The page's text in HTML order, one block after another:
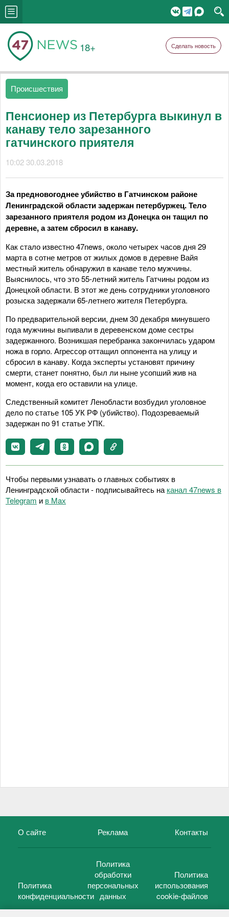
18+ Сделать новость
Происшествия
Пенсионер из Петербурга выкинул в
канаву тело зарезанного
гатчинского приятеля
10:02 30.03.2018
За предновогоднее убийство в Гатчинском районе
Ленинградской области задержан петербуржец. Тело
зарезанного приятеля родом из Донецка он тащил по
деревне, а затем сбросил в канаву.
Как стало известно 47news, около четырех часов дня 29
марта в сотне метров от жилых домов в деревне Вайя
местный житель обнаружил в канаве тело мужчины.
Выяснилось, что это 55-летний житель Гатчины родом из
Донецкой области. В этот же день сотрудники уголовного
розыска задержали 65-летнего жителя Петербурга.
По предварительной версии, днем 30 декабря минувшего
года мужчины выпивали в деревенском доме сестры
задержанного. Возникшая перебранка закончилась ударом
ножа в горло. Агрессор оттащил оппонента на улицу и
сбросил в канаву. Когда эксперты установят причину
смерти, станет понятно, был ли ныне усопший жив на
момент, когда его оставили на улице.
Следственный комитет Ленобласти возбудил уголовное
дело по статье 105 УК РФ (убийство). Подозреваемый
задержан по 91 статье УПК.
Чтобы первыми узнавать о главных событиях в
Ленинградской области - подписывайтесь на канал 47news в
Telegram и в Maх
О сайте Реклама Контакты
Политика
конфиденциальности
Политика
обработки
персональных
данных
Политика
использования
cookie-файлов